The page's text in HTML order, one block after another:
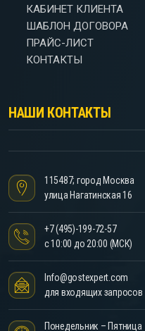
КАБИНЕТ КЛИЕНТА
ШАБЛОН ДОГОВОРА
ПРАЙС-ЛИСТ
КОНТАКТЫ
НАШИ КОНТАКТЫ
115487; город Москва
улица Нагатинская 16
+7 (495)-199-72-57
с 10:00 до 20:00 (МСК)
Info@gostexpert.com
для входящих запросов
Понедельник – Пятница